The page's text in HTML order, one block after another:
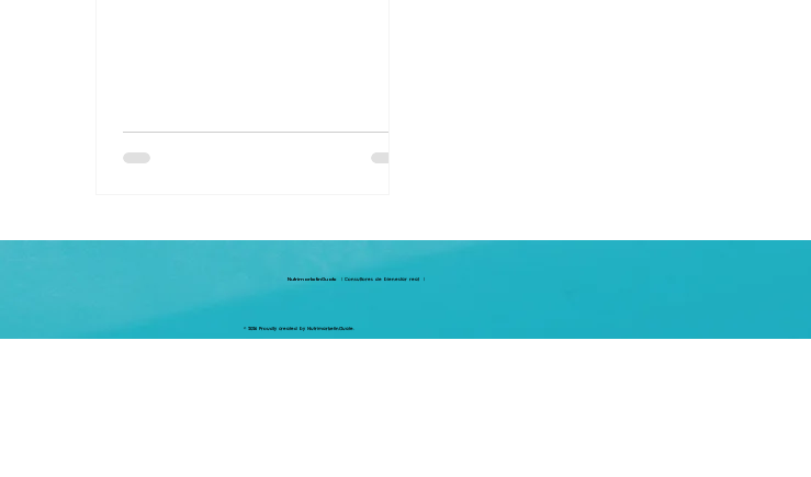
NutrimarketinGuate | Consultores de bienestar real |
© 2026 Proudly created by NutrimarketinGuate.